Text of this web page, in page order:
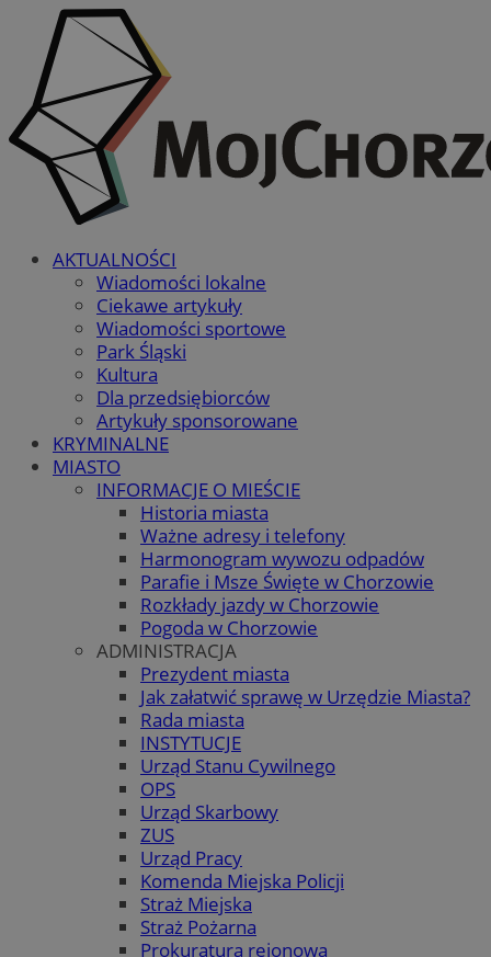
AKTUALNOŚCI
Wiadomości lokalne
Ciekawe artykuły
Wiadomości sportowe
Park Śląski
Kultura
Dla przedsiębiorców
Artykuły sponsorowane
KRYMINALNE
MIASTO
INFORMACJE O MIEŚCIE
Historia miasta
Ważne adresy i telefony
Harmonogram wywozu odpadów
Parafie i Msze Święte w Chorzowie
Rozkłady jazdy w Chorzowie
Pogoda w Chorzowie
ADMINISTRACJA
Prezydent miasta
Jak załatwić sprawę w Urzędzie Miasta?
Rada miasta
INSTYTUCJE
Urząd Stanu Cywilnego
OPS
Urząd Skarbowy
ZUS
Urząd Pracy
Komenda Miejska Policji
Straż Miejska
Straż Pożarna
Prokuratura rejonowa